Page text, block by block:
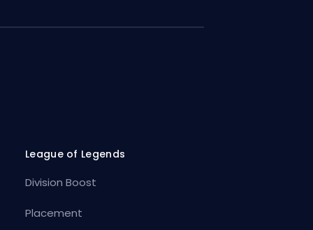
League of Legends
Division Boost
Placement